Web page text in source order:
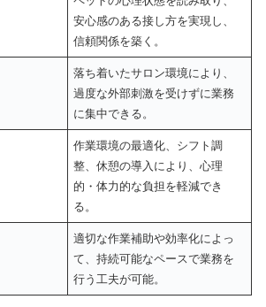
安心感のある接し方を実現し、
信頼関係を築く。
落ち着いたサロン環境により、
過度な外部刺激を受けずに業務
に集中できる。
作業環境の最適化、シフト調
整、休憩の導入により、心理
的・体力的な負担を軽減でき
る。
適切な作業補助や効率化によっ
て、持続可能なペースで業務を
行う工夫が可能。